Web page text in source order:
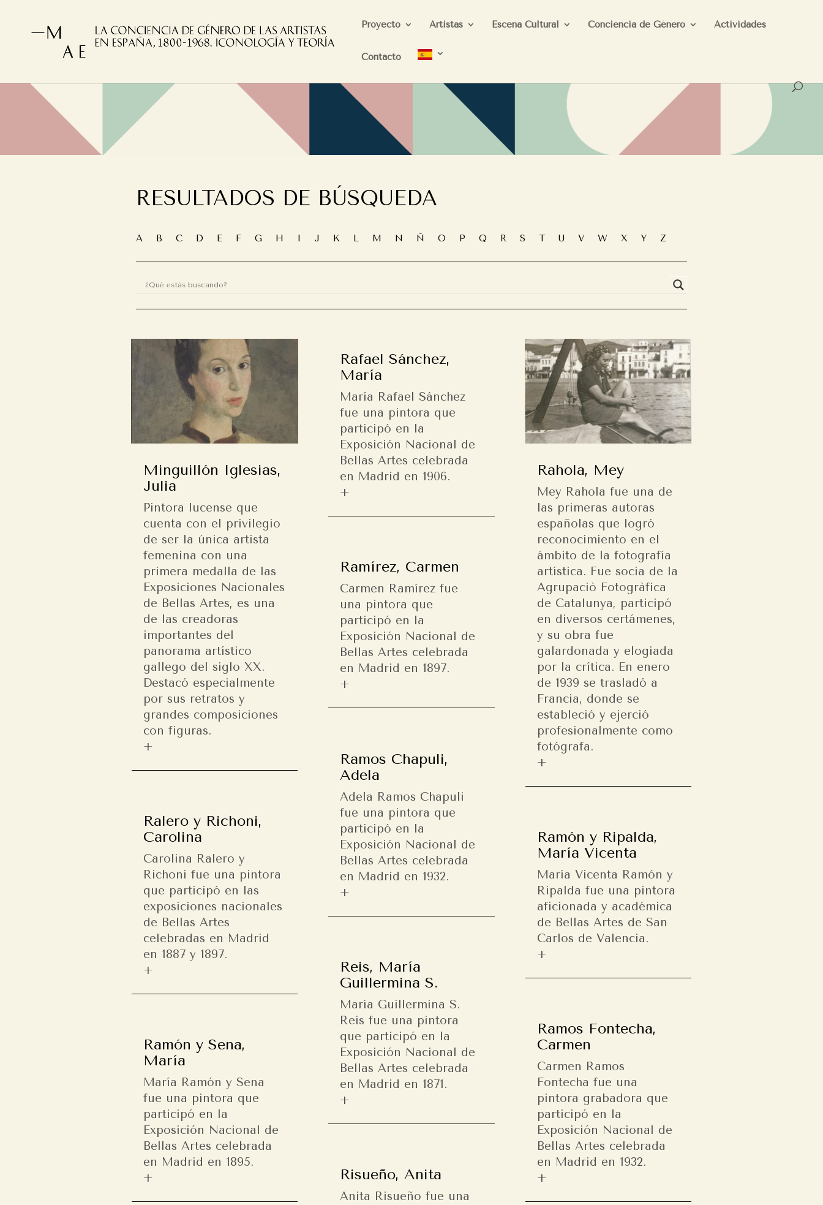
Proyecto Artistas Escena Cultural Conciencia de Género Actividades
Contacto
RESULTADOS DE BÚSQUEDA
A B C D E F G H I J K L M N Ñ O P Q R S T U V W X Y Z
Minguillón Iglesias,
Julia
Pintora lucense que
cuenta con el privilegio
de ser la única artista
femenina con una
primera medalla de las
Exposiciones Nacionales
de Bellas Artes, es una
de las creadoras
importantes del
panorama artístico
gallego del siglo XX.
Destacó especialmente
por sus retratos y
grandes composiciones
con figuras.
Ralero y Richoni,
Carolina
Carolina Ralero y
Richoni fue una pintora
que participó en las
exposiciones nacionales
de Bellas Artes
celebradas en Madrid
en 1887 y 1897.
Ramón y Sena,
María
María Ramón y Sena
fue una pintora que
participó en la
Exposición Nacional de
Bellas Artes celebrada
en Madrid en 1895.
Rafael Sánchez,
María
María Rafael Sánchez
fue una pintora que
participó en la
Exposición Nacional de
Bellas Artes celebrada
en Madrid en 1906.
Ramírez, Carmen
Carmen Ramírez fue
una pintora que
participó en la
Exposición Nacional de
Bellas Artes celebrada
en Madrid en 1897.
Ramos Chapuli,
Adela
Adela Ramos Chapuli
fue una pintora que
participó en la
Exposición Nacional de
Bellas Artes celebrada
en Madrid en 1932.
Reis, María
Guillermina S.
María Guillermina S.
Reis fue una pintora
que participó en la
Exposición Nacional de
Bellas Artes celebrada
en Madrid en 1871.
Risueño, Anita
Anita Risueño fue una
Rahola, Mey
Mey Rahola fue una de
las primeras autoras
españolas que logró
reconocimiento en el
ámbito de la fotografía
artística. Fue socia de la
Agrupaciò Fotogràfica
de Catalunya, participó
en diversos certámenes,
y su obra fue
galardonada y elogiada
por la crítica. En enero
de 1939 se trasladó a
Francia, donde se
estableció y ejerció
profesionalmente como
fotógrafa.
Ramón y Ripalda,
María Vicenta
María Vicenta Ramón y
Ripalda fue una pintora
aficionada y académica
de Bellas Artes de San
Carlos de Valencia.
Ramos Fontecha,
Carmen
Carmen Ramos
Fontecha fue una
pintora grabadora que
participó en la
Exposición Nacional de
Bellas Artes celebrada
en Madrid en 1932.